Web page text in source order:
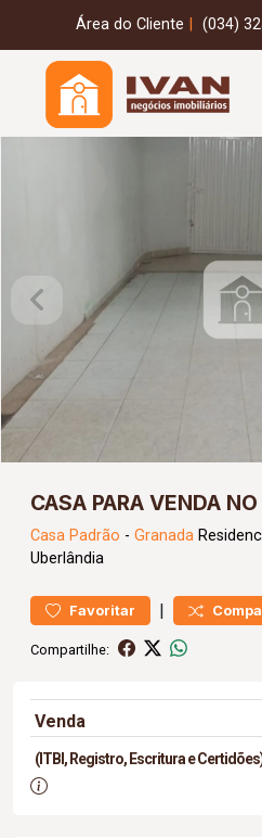
Área do Cliente (034)
CASA PARA VENDA
Casa Padrão - Granada
Uberlândia
Favoritar |
Compartilhe:
Venda
(ITBI, Registro, Escritura e